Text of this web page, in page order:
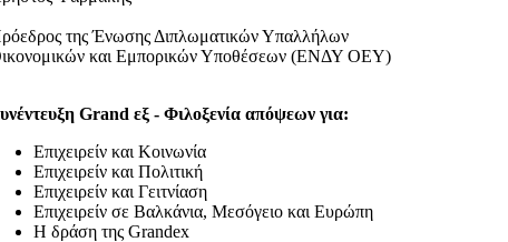
της Ένωσης Διπλωματικών Υπαλλήλων
και Εμπορικών Υποθέσεων (ΕΝΔΥ ΟΕΥ)
Grand εξ - Φιλοξενία απόψεων για:
Επιχειρείν και Κοινωνία
Επιχειρείν και Πολιτική
Επιχειρείν και Γειτνίαση
Επιχειρείν σε Βαλκάνια, Μεσόγειο και Ευρώπη
Η δράση της Grandex